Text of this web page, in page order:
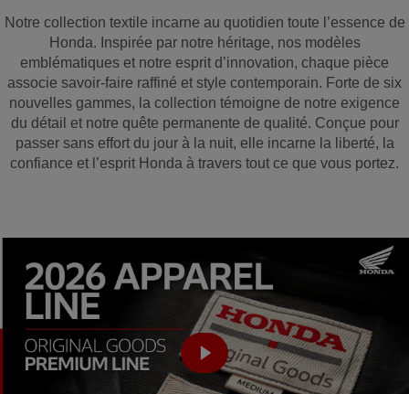
Notre collection textile incarne au quotidien toute l’essence de
Honda. Inspirée par notre héritage, nos modèles
emblématiques et notre esprit d’innovation, chaque pièce
associe savoir-faire raffiné et style contemporain. Forte de six
nouvelles gammes, la collection témoigne de notre exigence
du détail et notre quête permanente de qualité. Conçue pour
passer sans effort du jour à la nuit, elle incarne la liberté, la
confiance et l’esprit Honda à travers tout ce que vous portez.